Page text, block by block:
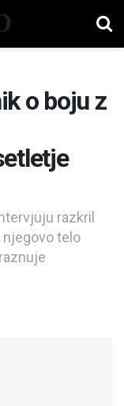
o boju z
razkril
telo